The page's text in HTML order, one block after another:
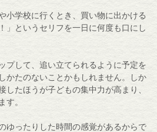
小学校に行くとき、買い物に出かける
」というセリフを一日に何度も口にし
プして、追い立てられるように予定を
かたのないことかもしれません。しか
したほうが子どもの集中力が高まり、
す。
ゆったりした時間の感覚があるからで